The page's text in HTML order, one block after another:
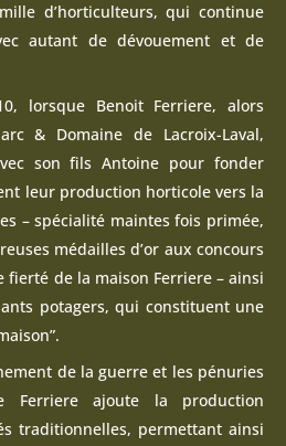
d’horticulteurs, qui continue
autant de dévouement et de
lorsque Benoit Ferriere, alors
& Domaine de Lacroix-Laval,
son fils Antoine pour fonder
leur production horticole vers la
– spécialité maintes fois primée,
médailles d’or aux concours
de la maison Ferriere – ainsi
potagers, qui constituent une
de la guerre et les pénuries
Ferriere ajoute la production
traditionnelles, permettant ainsi